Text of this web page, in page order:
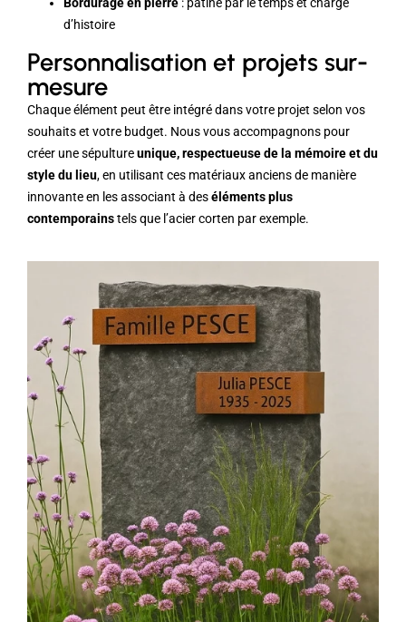
d’histoire
Personnalisation et projets sur-
mesure
Chaque élément peut être intégré dans votre projet selon vos
souhaits et votre budget. Nous vous accompagnons pour
créer une sépultureunique, respectueuse de la mémoire et du
style du lieu, en utilisant ces matériaux anciens de manière
innovante en les associant à deséléments plus
contemporainstels que l’acier corten par exemple.